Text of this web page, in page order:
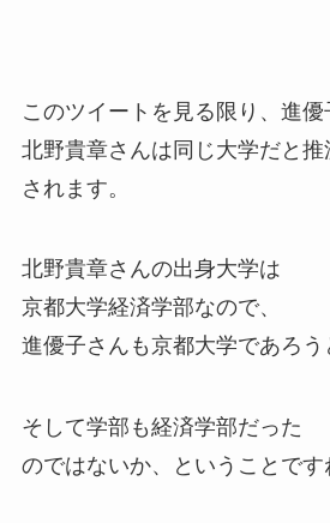
このツイートを見る限り、進優
北野貴章さんは同じ大学だと推
されます。
北野貴章さんの出身大学は
京都大学経済学部なので、
進優子さんも京都大学であろう
そして学部も経済学部だった
のではないか、ということです